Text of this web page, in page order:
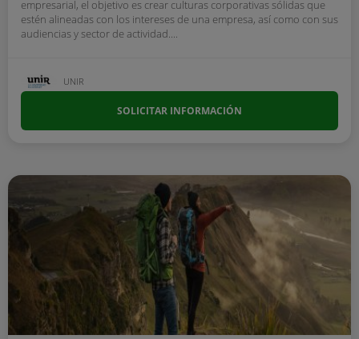
empresarial, el objetivo es crear culturas corporativas sólidas que
estén alineadas con los intereses de una empresa, así como con sus
audiencias y sector de actividad....
UNIR
SOLICITAR INFORMACIÓN